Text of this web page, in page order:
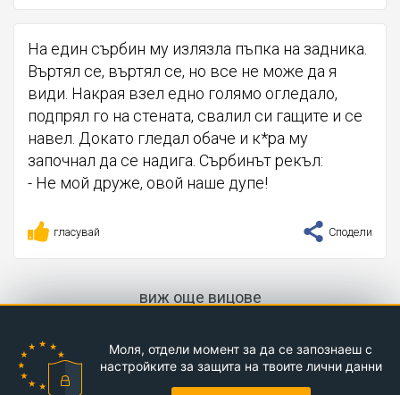
На един сърбин му излязла пъпка на задника.
Въртял се, въртял се, но все не може да я
види. Накрая взел едно голямо огледало,
подпрял го на стената, свалил си гащите и се
навел. Докато гледал обаче и к*ра му
започнал да се надига. Сърбинът рекъл:
- Не мой друже, овой наше дупе!
гласувай Сподели
виж още вицове
Kvo.bg © 2017-2026
Моля, отдели момент за да се запознаеш с
настройките за защита на твоите лични данни